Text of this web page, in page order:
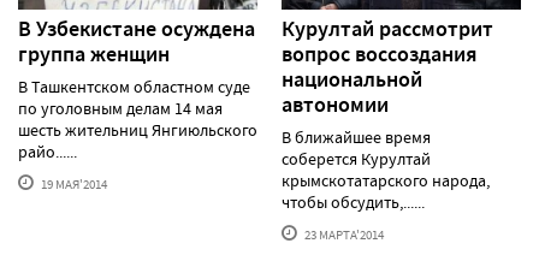
В Узбекистане осуждена
группа женщин
В Ташкентском областном суде
по уголовным делам 14 мая
шесть жительниц Янгиюльского
райо......
19 МАЯ'2014
Курултай рассмотрит
вопрос воссоздания
национальной
автономии
В ближайшее время
соберется Курултай
крымскотатарского народа,
чтобы обсудить,......
23 МАРТА'2014